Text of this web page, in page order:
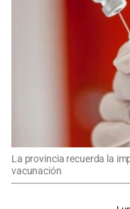
La provincia recuerda la
vacunación